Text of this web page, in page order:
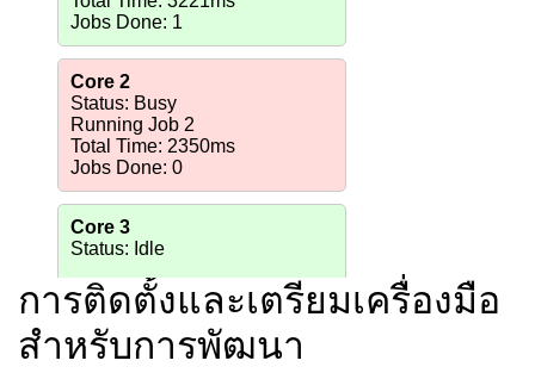
การติดตั้งและเตรียมเครื่องมือ
สำหรับการพัฒนา